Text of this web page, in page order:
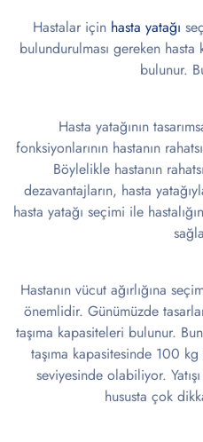
Hastalar için hasta yatağı
bulundurulması gereken hasta
bulunur.
Hasta yatağının
fonksiyonlarının hastanın
Böylelikle hastanın
dezavantajların, hasta
hasta yatağı seçimi ile
Hastanın vücut ağırlığına
önemlidir. Günümüzde
taşıma kapasiteleri bulunur.
taşıma kapasitesinde 100
seviyesinde olabiliyor.
hususta çok